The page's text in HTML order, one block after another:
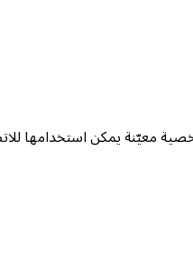
معيّنة يمكن استخدامها